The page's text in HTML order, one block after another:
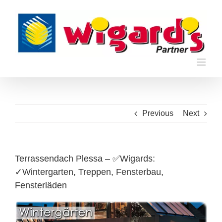
content
Previous Next
Terrassendach Plessa – ✅Wigards:
✓Wintergarten, Treppen, Fensterbau,
Fensterläden